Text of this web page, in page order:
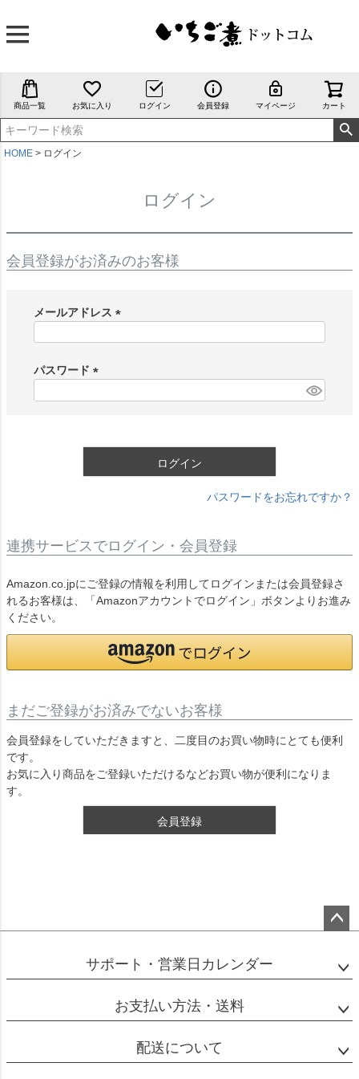
商品一覧 お気に入り ログイン 会員登録 マイページ カート
HOME ログイン
ログイン
会員登録がお済みのお客様
メールアドレス
)
パスワード
ログイン
パスワードをお忘れですか？
連携サービスでログイン・会員登録
Amazon.co.jpにご登録の情報を利用してログインまたは会員登録さ
れるお客様は、「Amazonアカウントでログイン」ボタンよりお進み
ください。
まだご登録がお済みでないお客様
会員登録をしていただきますと、二度目のお買い物時にとても便利
です。
お気に入り商品をご登録いただけるなどお買い物が便利になりま
す。
会員登録
ップ
サポート・営業日カレンダー
お支払い方法・送料
配送について